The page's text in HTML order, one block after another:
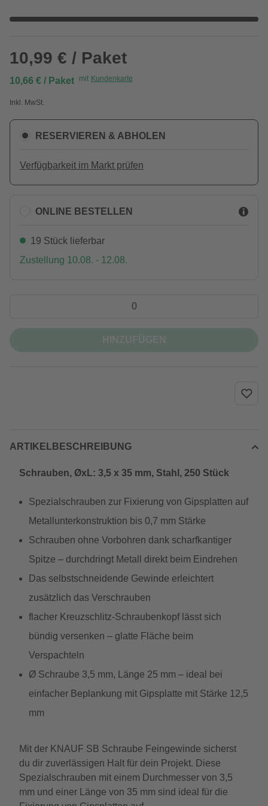
10,99 € / Paket
10,66 € / Paket mit Kundenkarte
Inkl. MwSt.
RESERVIEREN & ABHOLEN
Verfügbarkeit im Markt prüfen
ONLINE BESTELLEN
19 Stück lieferbar
Zustellung 10.08. - 12.08.
ARTIKELBESCHREIBUNG
Schrauben, ØxL: 3,5 x 35 mm, Stahl, 250 Stück
Spezialschrauben zur Fixierung von Gipsplatten auf
Metallunterkonstruktion bis 0,7 mm Stärke
Schrauben ohne Vorbohren dank scharfkantiger
Spitze – durchdringt Metall direkt beim Eindrehen
Das selbstschneidende Gewinde erleichtert
zusätzlich das Verschrauben
flacher Kreuzschlitz-Schraubenkopf lässt sich
bündig versenken – glatte Fläche beim
Verspachteln
Ø Schraube 3,5 mm, Länge 25 mm – ideal bei
einfacher Beplankung mit Gipsplatte mit Stärke 12,5
mm
Mit der KNAUF SB Schraube Feingewinde sicherst
du dir zuverlässigen Halt für dein Projekt. Diese
Spezialschrauben mit einem Durchmesser von 3,5
mm und einer Länge von 35 mm sind ideal für die